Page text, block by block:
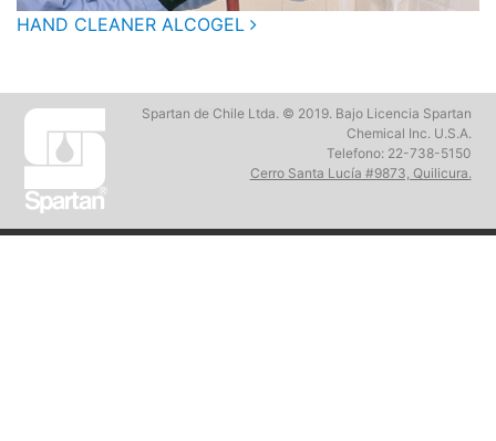
Post
HAND CLEANER ALCOGEL
Spartan de Chile Ltda. © 2019. Bajo Licencia Spartan
Chemical Inc. U.S.A.
Telefono: 22-738-5150
Cerro Santa Lucía #9873, Quilicura.